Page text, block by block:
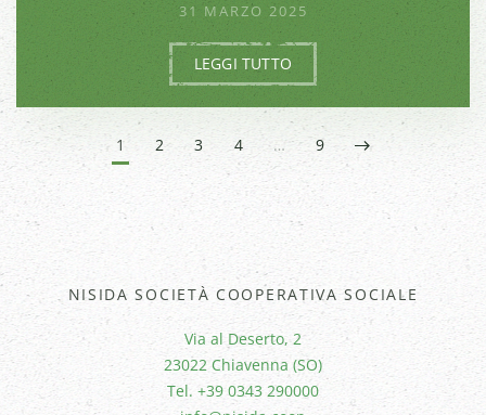
31 MARZO 2025
LEGGI TUTTO
1 2 3 4 … 9
NISIDA SOCIETÀ COOPERATIVA SOCIALE
Via al Deserto, 2
23022 Chiavenna (SO)
Tel. +39 0343 290000